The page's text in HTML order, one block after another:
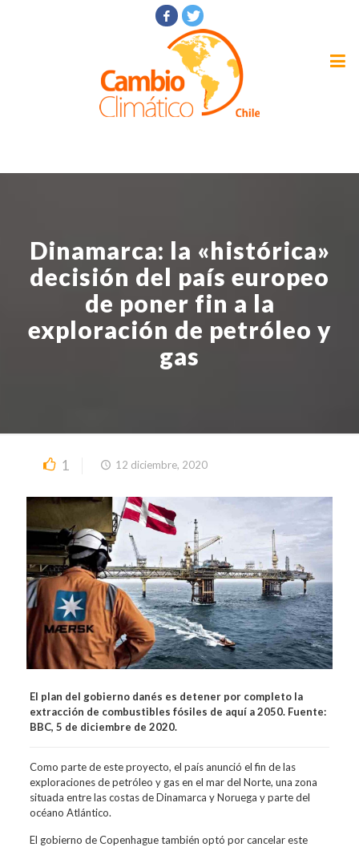
Dinamarca: la «histórica»
decisión del país europeo
de poner fin a la
exploración de petróleo y
gas
1 12 diciembre, 2020
El plan del gobierno danés es detener por completo la
extracción de combustibles fósiles de aquí a 2050. Fuente:
BBC, 5 de diciembre de 2020.
Como parte de este proyecto, el país anunció el fin de las
exploraciones de petróleo y gas en el mar del Norte, una zona
situada entre las costas de Dinamarca y Noruega y parte del
océano Atlántico.
El gobierno de Copenhague también optó por cancelar este